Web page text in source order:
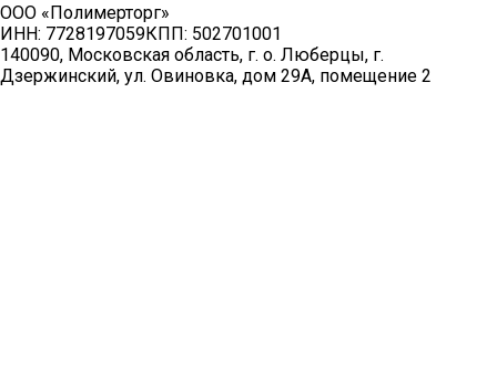
ООО «Полимерторг»
ИНН: 7728197059КПП: 502701001
140090, Московская область, г. о. Люберцы, г.
Дзержинский, ул. Овиновка, дом 29А, помещение 2